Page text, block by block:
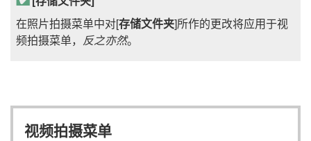
在照片拍摄菜单中对[存储文件夹]所作的更改将应用于视
频拍摄菜单， 反之亦然。
视频拍摄菜单